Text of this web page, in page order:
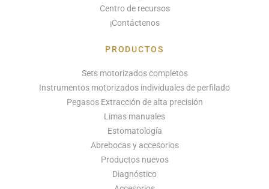
Centro de recursos
¡Contáctenos
PRODUCTOS
Sets motorizados completos
Instrumentos motorizados individuales de perfilado
Pegasos Extracción de alta precisión
Limas manuales
Estomatología
Abrebocas y accesorios
Productos nuevos
Diagnóstico